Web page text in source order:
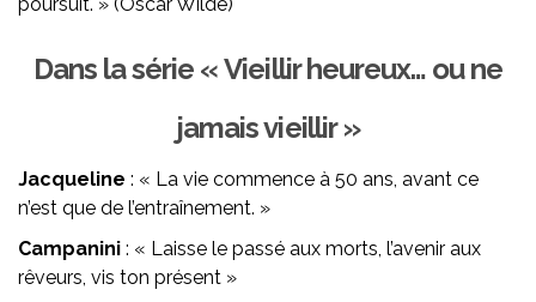
Dans la série « Vieillir heureux… ou ne
jamais vieillir »
Jacqueline : « La vie commence à 50 ans, avant ce
n’est que de l’entraînement. »
Campanini : « Laisse le passé aux morts, l’avenir aux
rêveurs, vis ton présent »